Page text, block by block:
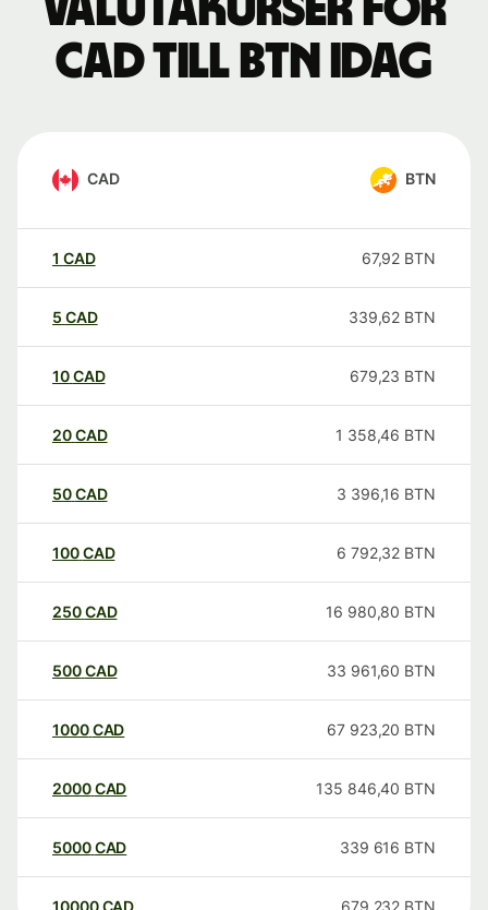
CAD till BTN idag
CAD BTN
1 CAD 67,92 BTN
5 CAD 339,62 BTN
10CAD 679,23 BTN
20CAD 1 358,46 BTN
50CAD 3 396,16 BTN
100CAD 6 792,32 BTN
250CAD 16 980,80 BTN
500CAD 33 961,60 BTN
1000CAD 67 923,20 BTN
2000CAD 135 846,40 BTN
5000CAD 339 616 BTN